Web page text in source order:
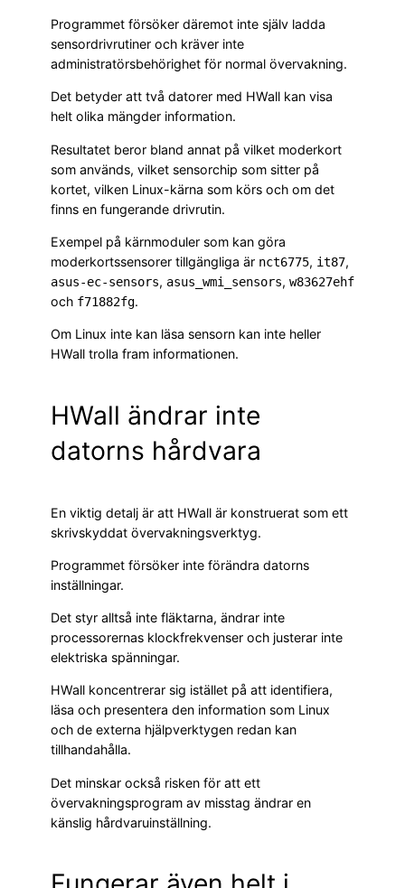
Programmet försöker däremot inte själv ladda
sensordrivrutiner och kräver inte
administratörsbehörighet för normal övervakning.
Det betyder att två datorer med HWall kan visa
helt olika mängder information.
Resultatet beror bland annat på vilket moderkort
som används, vilket sensorchip som sitter på
kortet, vilken Linux-kärna som körs och om det
finns en fungerande drivrutin.
Exempel på kärnmoduler som kan göra
moderkortssensorer tillgängliga är nct6775, it87,
asus-ec-sensors, asus_wmi_sensors, w83627ehf
och f71882fg.
Om Linux inte kan läsa sensorn kan inte heller
HWall trolla fram informationen.
HWall ändrar inte
datorns hårdvara
En viktig detalj är att HWall är konstruerat som ett
skrivskyddat övervakningsverktyg.
Programmet försöker inte förändra datorns
inställningar.
Det styr alltså inte fläktarna, ändrar inte
processorernas klockfrekvenser och justerar inte
elektriska spänningar.
HWall koncentrerar sig istället på att identifiera,
läsa och presentera den information som Linux
och de externa hjälpverktygen redan kan
tillhandahålla.
Det minskar också risken för att ett
övervakningsprogram av misstag ändrar en
känslig hårdvaruinställning.